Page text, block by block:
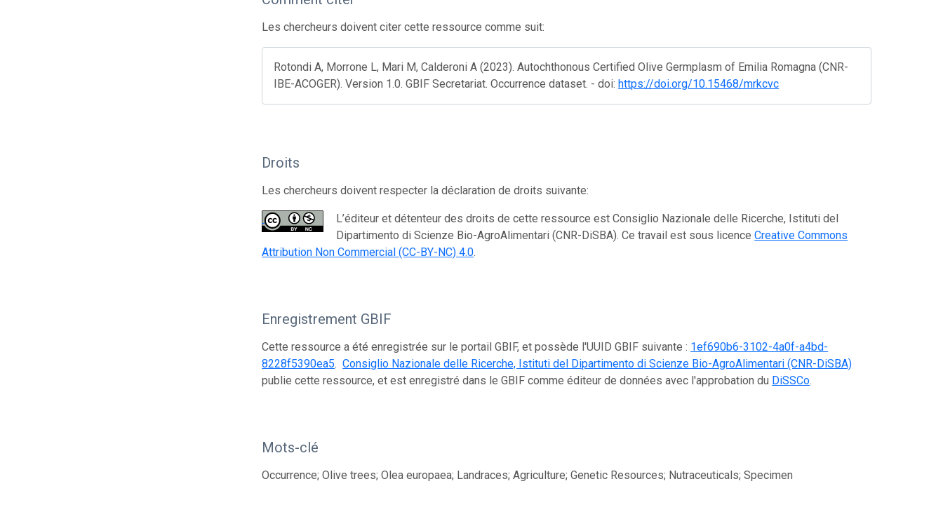
Les chercheurs doivent citer cette ressource comme suit:
Rotondi A, Morrone L, Mari M, Calderoni A (2023). Autochthonous Certified Olive Germplasm of Emilia Romagna (CNR-
IBE-ACOGER). Version 1.0. GBIF Secretariat. Occurrence dataset. - doi:https://doi.org/10.15468/mrkcvc
Droits
Les chercheurs doivent respecter la déclaration de droits suivante:
L’éditeur et détenteur des droits de cette ressource est Consiglio Nazionale delle Ricerche, Istituti del
Dipartimento di Scienze Bio-AgroAlimentari (CNR-DiSBA). Ce travail est sous licenceCreative Commons
Attribution Non Commercial (CC-BY-NC) 4.0.
Enregistrement GBIF
Cette ressource a été enregistrée sur le portail GBIF, et possède l'UUID GBIF suivante : 1ef690b6-3102-4a0f-a4bd-
8228f5390ea5.Consiglio Nazionale delle Ricerche, Istituti del Dipartimento di Scienze Bio-AgroAlimentari (CNR-DiSBA)
publie cette ressource, et est enregistré dans le GBIF comme éditeur de données avec l'approbation du DiSSCo.
Mots-clé
Occurrence; Olive trees; Olea europaea; Landraces; Agriculture; Genetic Resources; Nutraceuticals; Specimen